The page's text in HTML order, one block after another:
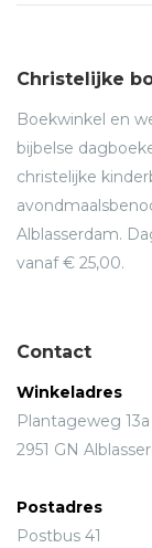
Christelijke
Boekwinkel en
bijbelse
christelijke
Alblasserdam.
vanaf € 25,00.
Contact
Winkeladres
Plantageweg 13a
2951 GN
Postadres
Postbus 41